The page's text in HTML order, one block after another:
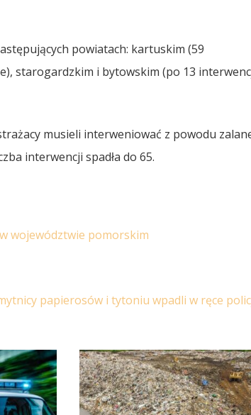
powiatach: kartuskim (59
starogardzkim i bytowskim (po 13
musieli interweniować z powodu
interwencji spadła do 65.
województwie pomorskim
papierosów i tytoniu wpadli w ręce